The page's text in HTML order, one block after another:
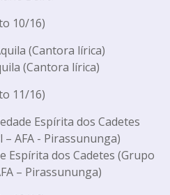
10/16)
(Cantora lírica)
11/16)
Espírita dos Cadetes (Grupo
– Pirassununga)